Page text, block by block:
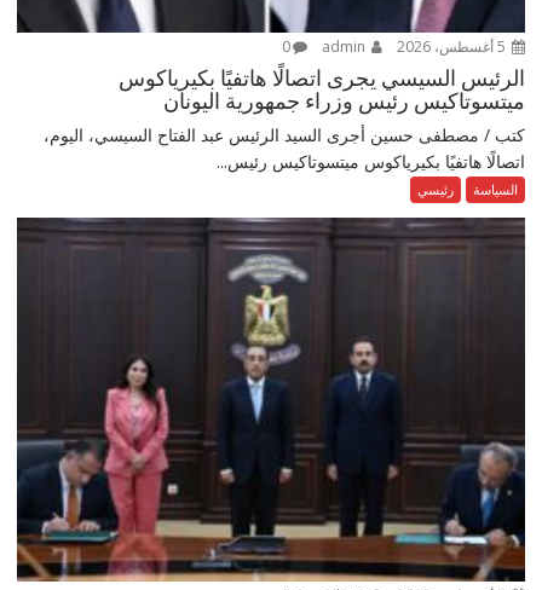
0
الرئيس السيسي يجرى اتصالًا هاتفيًا بكيرياكوس
ميتسوتاكيس رئيس وزراء جمهورية اليونان
كتب / مصطفى حسين أجرى السيد الرئيس عبد الفتاح السيسي، اليوم،
اتصالًا هاتفيًا بكيرياكوس ميتسوتاكيس رئيس...
السياسة رئيسي